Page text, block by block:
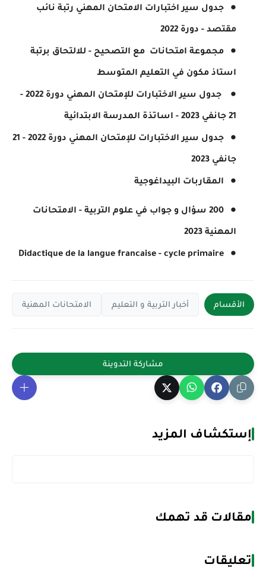
جدول سير اختبارات الامتحان المهني رتبة نائب
مقتصد - دورة 2022
مجموعة امتحانات مع التصحيح - للالتحاق برتبة
استاذ مكون في التعليم المتوسط
جدول سير الاختبارات للإمتحان المهني دورة 2022 -
21 جانفي 2023 - اساتذة المدرسة الابتدائية
جدول سير الاختبارات للإمتحان المهني دورة 2022 - 21
جانفي 2023
المقاربات البيداغوجية
200 سؤال و جواب في علوم التربية - الامتحانات
المهنية 2023
Didactique de la langue francaise - cycle primaire
الأقسام أخبار التربية و التعليم الامتحانات المهنية
إستكشاف المزيد
مقالات قد تهمك
تعليقات